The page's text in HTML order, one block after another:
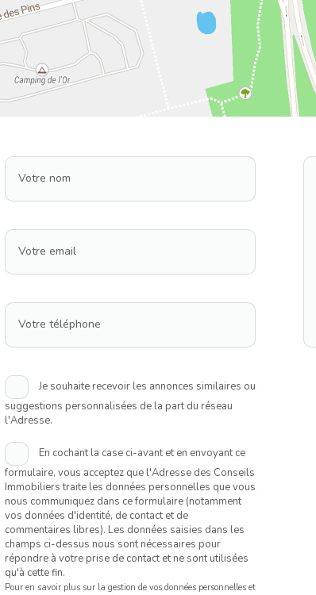
Votre nom
Votre email
Votre téléphone
Je souhaite recevoir les annonces similaires ou
suggestions personnalisées de la part du réseau
l'Adresse.
En cochant la case ci-avant et en envoyant ce
formulaire, vous acceptez que l'Adresse des Conseils
Immobiliers traite les données personnelles que vous
nous communiquez dans ce formulaire (notamment
vos données d'identité, de contact et de
commentaires libres). Les données saisies dans les
champs ci-dessus nous sont nécessaires pour
répondre à votre prise de contact et ne sont utilisées
qu'à cette fin.
Pour en savoir plus sur la gestion de vos données personnelles et